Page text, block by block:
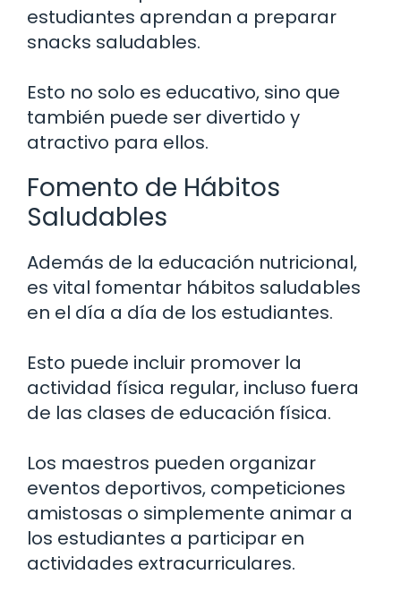
estudiantes aprendan a preparar
snacks saludables.
Esto no solo es educativo, sino que
también puede ser divertido y
atractivo para ellos.
Fomento de Hábitos
Saludables
Además de la educación nutricional,
es vital fomentar hábitos saludables
en el día a día de los estudiantes.
Esto puede incluir promover la
actividad física regular, incluso fuera
de las clases de educación física.
Los maestros pueden organizar
eventos deportivos, competiciones
amistosas o simplemente animar a
los estudiantes a participar en
actividades extracurriculares.